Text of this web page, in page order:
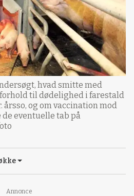
Annonce
hvad smitte med
til dødelighed i farestald
og om vaccination mod
eventuelle tab på